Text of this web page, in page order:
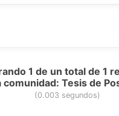
1 de un total de 1
comunidad: Tesis de
(0.003 segundos)